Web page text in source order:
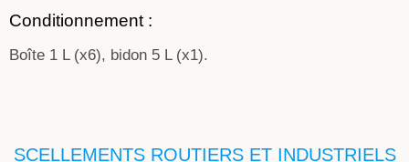
Conditionnement :
Boîte 1 L (x6), bidon 5 L (x1).
SCELLEMENTS ROUTIERS ET INDUSTRIELS